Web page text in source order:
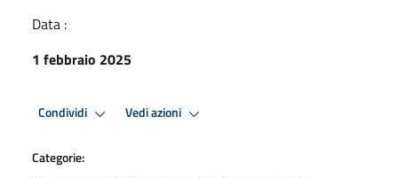
Data :
1 febbraio 2025
Condividi Vedi azioni
Categorie: